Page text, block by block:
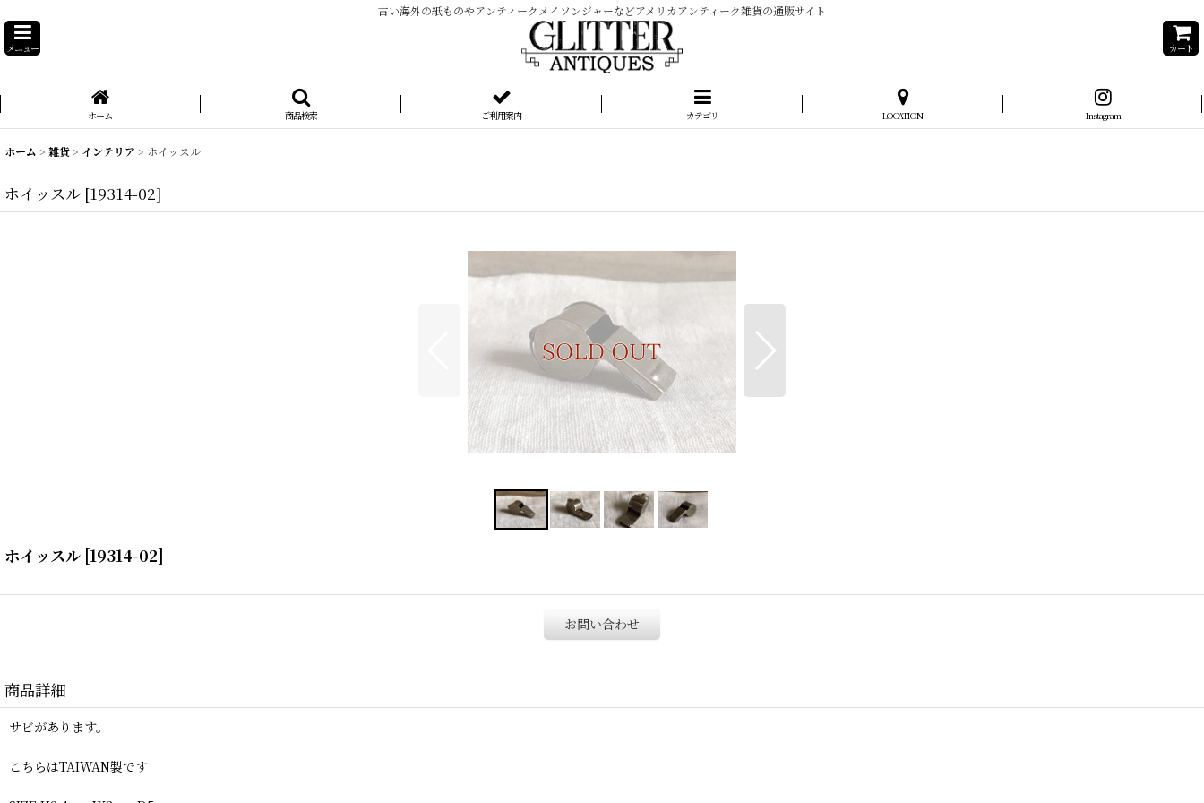
古い海外の紙ものやアンティークメイソンジャーなどアメリカアンティーク雑貨の通販サイト
メニュー カート
ホーム 商品検索 ご利用案内 カテゴリ LOCATION Instagram
ホーム > 雑貨> インテリア > ホイッスル
ホイッスル [19314-02]
ホイッスル [19314-02]
お問い合わせ
商品詳細
サビがあります。
こちらはTAIWAN製です